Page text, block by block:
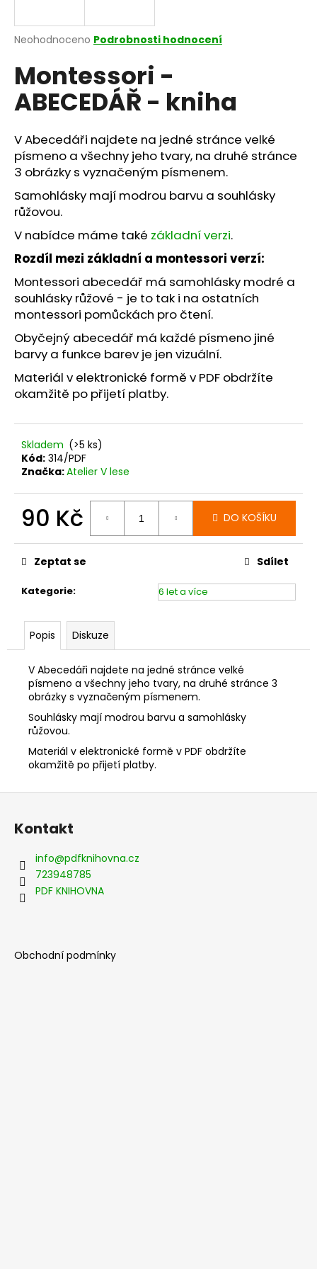
Průměrné
produktu
je
0,0
z
hvězdiček.
Neohodnoceno Podrobnosti hodnocení
Montessori -
ABECEDÁŘ - kniha
V Abecedáři najdete na jedné stránce velké
písmeno a všechny jeho tvary, na druhé stránce
3 obrázky s vyznačeným písmenem.
Samohlásky mají modrou barvu a souhlásky
růžovou.
V nabídce máme také základní verzi.
Rozdíl mezi základní a montessori verzí:
Montessori abecedář má samohlásky modré a
souhlásky růžové - je to tak i na ostatních
montessori pomůckách pro čtení.
Obyčejný abecedář má každé písmeno jiné
barvy a funkce barev je jen vizuální.
Materiál v elektronické formě v PDF obdržíte
okamžitě po přijetí platby.
Skladem (>5 ks)
Kód: 314/PDF
Značka:Atelier V lese
90 Kč
cena:
DO KOŠÍKU
Kategorie: 6 let a více
Zeptat se Sdílet
Popis Diskuze
V Abecedáři najdete na jedné stránce velké
písmeno a všechny jeho tvary, na druhé stránce 3
obrázky s vyznačeným písmenem.
Souhlásky mají modrou barvu a samohlásky
růžovou.
Materiál v elektronické formě v PDF obdržíte
okamžitě po přijetí platby.
j
t
?
HLEDAT
o
p
r
u
č
u
j
m
e
Z
Kontakt
info@pdfknihovna.cz
723948785
PDF KNIHOVNA
Obchodní podmínky